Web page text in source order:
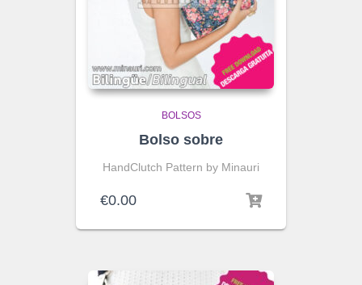
BOLSOS
Bolso sobre
HandClutch Pattern by Minauri
€0.00